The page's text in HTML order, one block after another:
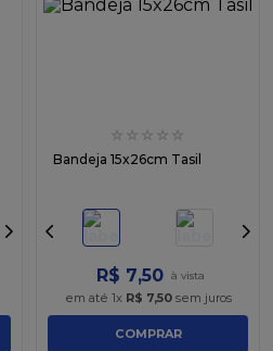
☆ ☆ ☆ ☆ ☆
Bandeja 15x26cm Tasil
R$ 7,50
em até 1x R$ 7,50sem juros
COMPRAR